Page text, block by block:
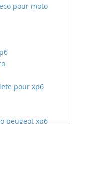
pour moto
pour xp6
peugeot xp6